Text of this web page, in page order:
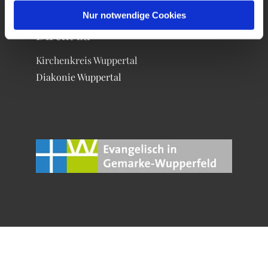
Nur notwendige Cookies
Direkt zu
Kirchenkreis Wuppertal
Diakonie Wuppertal